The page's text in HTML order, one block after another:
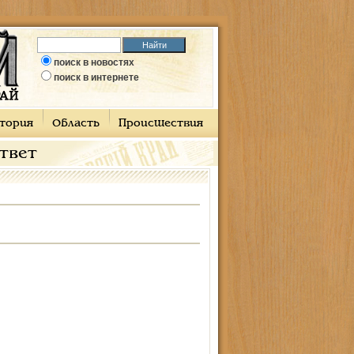
поиск в новостях
поиск в интернете
Область Происшествия